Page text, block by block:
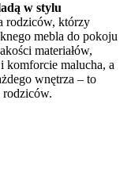
w stylu
rodziców, którzy
mebla do pokoju
materiałów,
komforcie malucha, a
wnętrza – to
rodziców.